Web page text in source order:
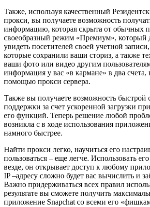
Также, используя качественный
прокси, вы получаете возможность
информацию, которая скрыта от обычных
своеобразный режим «Премиум», который
увидеть посетителей своей учетной
которые сохранили ваши сториз, а также
ваши фото или видео другим
информация у вас «в кармане» в два счета,
помощью прокси сервера.
Также вы получаете возможность быстрой
поддержки за счет ускоренной загрузки
его функций. Теперь решение любой
возникла с в ходе использования
намного быстрее.
Найти прокси легко, научиться его
пользоваться – еще легче. Использовать
везде, он открывает доступ к любому
IP –адресу сложно будет вас вычислить и
Важно придерживаться всех правил
результате вы сможете получить
приложение Snapchat со всеми его